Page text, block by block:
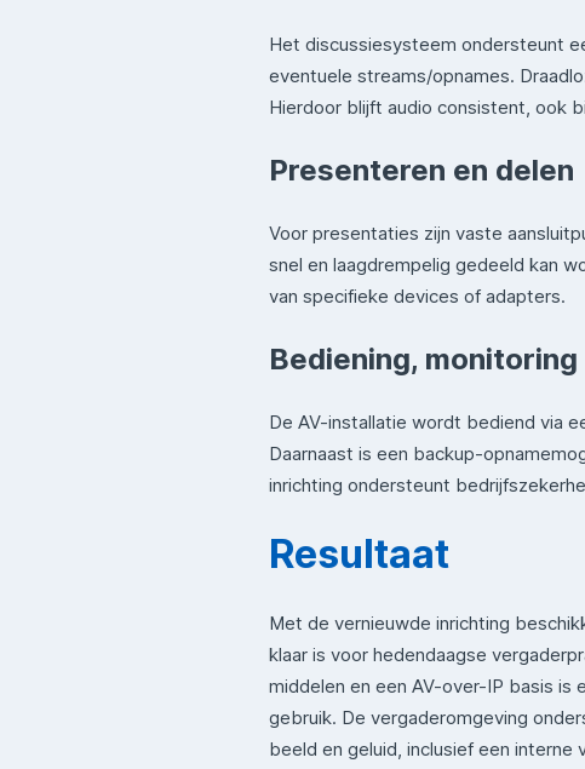
Het discussiesysteem ondersteunt
eventuele streams/opnames.
Hierdoor blijft audio consistent, ook
Presenteren en delen
Voor presentaties zijn vaste
snel en laagdrempelig gedeeld kan
van specifieke devices of adapters.
Bediening,
De AV-installatie wordt bediend via
Daarnaast is een backup-
inrichting ondersteunt
Resultaat
Met de vernieuwde inrichting
klaar is voor hedendaagse
middelen en een AV-over-IP basis
gebruik. De vergaderomgeving
beeld en geluid, inclusief een